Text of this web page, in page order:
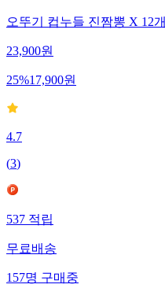
오뚜기 컵누들 진짬뽕 X 12개
23,900원
25%17,900원
4.7
(3)
537 적립
무료배송
157명 구매중